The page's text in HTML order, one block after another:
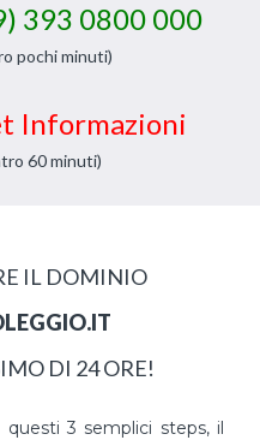
393 0800 000
pochi minuti)
Informazioni
60 minuti)
IL DOMINIO
DI 24 ORE!
3 semplici steps, il